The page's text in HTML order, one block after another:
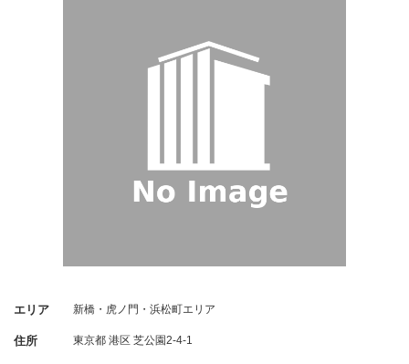
エリア 新橋・虎ノ門・浜松町エリア
住所 東京都 港区 芝公園2-4-1